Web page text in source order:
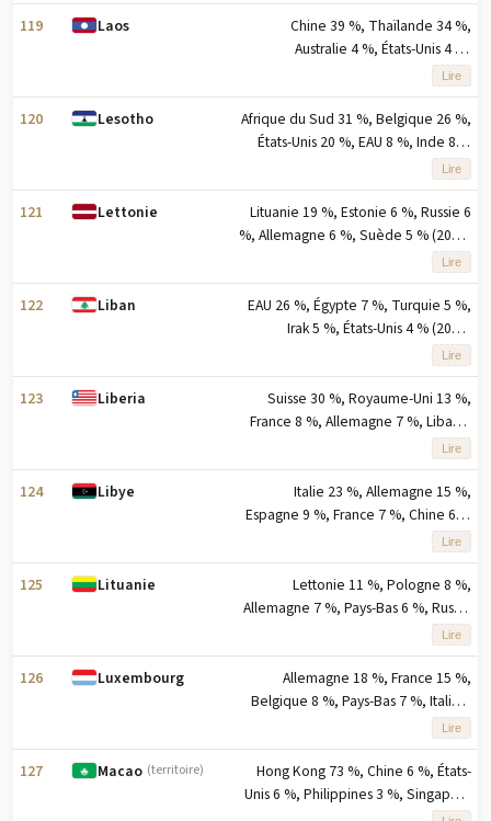
des exportations
119 Laos
Chine 39 %, Thaïlande 34 %,
Australie 4 %, États-Unis 4 %,
Cambodge 2 % (2023) note : cinq
principaux partenaires à l'exportation
selon le pourcentage des
exportations
Lire
120 Lesotho
Afrique du Sud 31 %, Belgique 26 %,
États-Unis 20 %, EAU 8 %, Inde 8 %
(2023) note : cinq principaux
partenaires à l'exportation basés sur
le pourcentage des exportations
Lire
121 Lettonie
Lituanie 19 %, Estonie 6 %, Russie 6
%, Allemagne 6 %, Suède 5 % (2023)
note : cinq principaux partenaires à
l'exportation basés sur le
pourcentage des exportations
Lire
122 Liban
EAU 26 %, Égypte 7 %, Turquie 5 %,
Irak 5 %, États-Unis 4 % (2023)
remarque : cinq principaux
partenaires d'exportation basés sur
le pourcentage des exportations
Lire
123 Liberia
Suisse 30 %, Royaume-Uni 13 %,
France 8 %, Allemagne 7 %, Liban 4
% (2023) note : les cinq principaux
partenaires à l'exportation basés sur
le pourcentage des exportations
Lire
124 Libye
Italie 23 %, Allemagne 15 %,
Espagne 9 %, France 7 %, Chine 6 %
(2023) note : cinq premiers
partenaires d'exportation selon le
pourcentage des exportations
Lire
125 Lituanie
Lettonie 11 %, Pologne 8 %,
Allemagne 7 %, Pays-Bas 6 %, Russie
6 % (2023) note : cinq principaux
partenaires à l'exportation en
pourcentage des exportations
Lire
126 Luxembourg
Allemagne 18 %, France 15 %,
Belgique 8 %, Pays-Bas 7 %, Italie 6
% (2023) note : cinq principaux
partenaires à l'exportation basés sur
le pourcentage des exportations
Lire
127 Macao (territoire)
Hong Kong 73 %, Chine 6 %, États-
Unis 6 %, Philippines 3 %, Singapour
1 % (2023) note : cinq principaux